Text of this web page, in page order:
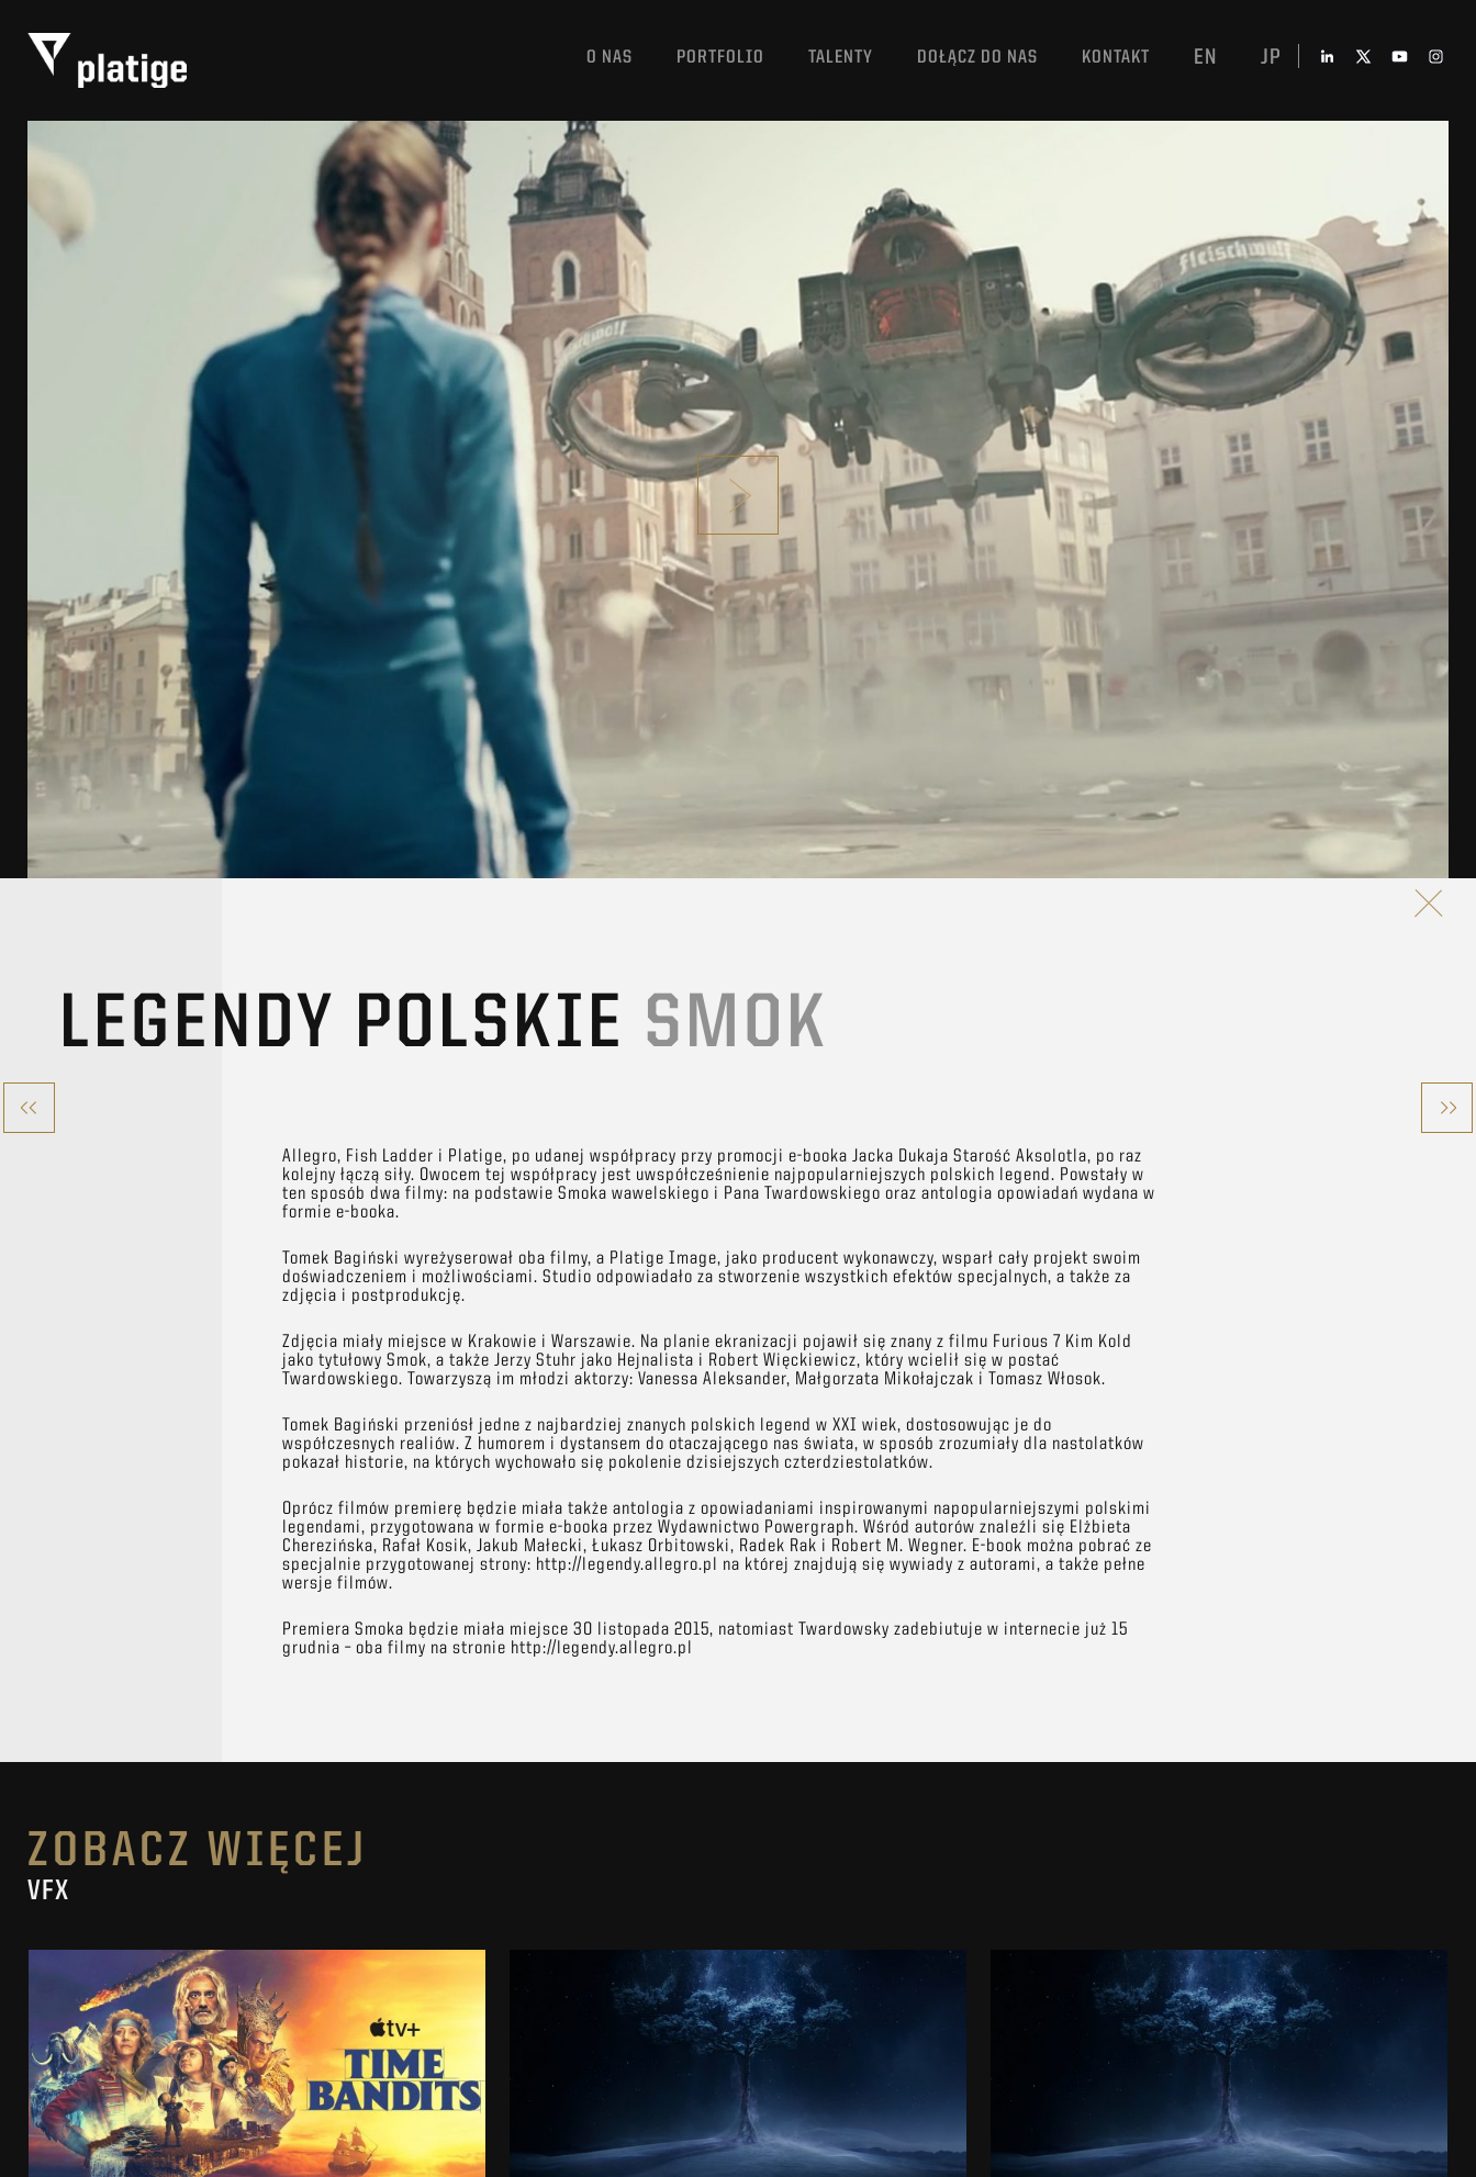
O NAS PORTFOLIO TALENTY DOŁĄCZ DO NAS KONTAKT EN JP
LEGENDY POLSKIE SMOK
Allegro, Fish Ladder i Platige, po udanej współpracy przy promocji e-booka Jacka Dukaja Starość Aksolotla, po raz
kolejny łączą siły. Owocem tej współpracy jest uwspółcześnienie najpopularniejszych polskich legend. Powstały w
ten sposób dwa filmy: na podstawie Smoka wawelskiego i Pana Twardowskiego oraz antologia opowiadań wydana w
formie e-booka.
Tomek Bagiński wyreżyserował oba filmy, a Platige Image, jako producent wykonawczy, wsparł cały projekt swoim
doświadczeniem i możliwościami. Studio odpowiadało za stworzenie wszystkich efektów specjalnych, a także za
zdjęcia i postprodukcję.
Zdjęcia miały miejsce w Krakowie i Warszawie. Na planie ekranizacji pojawił się znany z filmu Furious 7 Kim Kold
jako tytułowy Smok, a także Jerzy Stuhr jako Hejnalista i Robert Więckiewicz, który wcielił się w postać
Twardowskiego. Towarzyszą im młodzi aktorzy: Vanessa Aleksander, Małgorzata Mikołajczak i Tomasz Włosok.
Tomek Bagiński przeniósł jedne z najbardziej znanych polskich legend w XXI wiek, dostosowując je do
współczesnych realiów. Z humorem i dystansem do otaczającego nas świata, w sposób zrozumiały dla nastolatków
pokazał historie, na których wychowało się pokolenie dzisiejszych czterdziestolatków.
Oprócz filmów premierę będzie miała także antologia z opowiadaniami inspirowanymi napopularniejszymi polskimi
legendami, przygotowana w formie e-booka przez Wydawnictwo Powergraph. Wśród autorów znaleźli się Elżbieta
Cherezińska, Rafał Kosik, Jakub Małecki, Łukasz Orbitowski, Radek Rak i Robert M. Wegner. E-book można pobrać ze
specjalnie przygotowanej strony: http://legendy.allegro.pl na której znajdują się wywiady z autorami, a także pełne
wersje filmów.
Premiera Smoka będzie miała miejsce 30 listopada 2015, natomiast Twardowsky zadebiutuje w internecie już 15
grudnia – oba filmy na stronie http://legendy.allegro.pl
ZOBACZ WIĘCEJ
VFX
TIME BANDITS
APPLE TV+
ZOBACZ PROJEKT
VFX SHOWREEL
EFEKTY ,,WIEDŹMINA’’ OD KUCHNI
ZOBACZ PROJEKT
VFX SHOWREEL
EFEKTY ,,WIEDŹMINA’’ OD KUCHNI
ZOBACZ PROJEKT